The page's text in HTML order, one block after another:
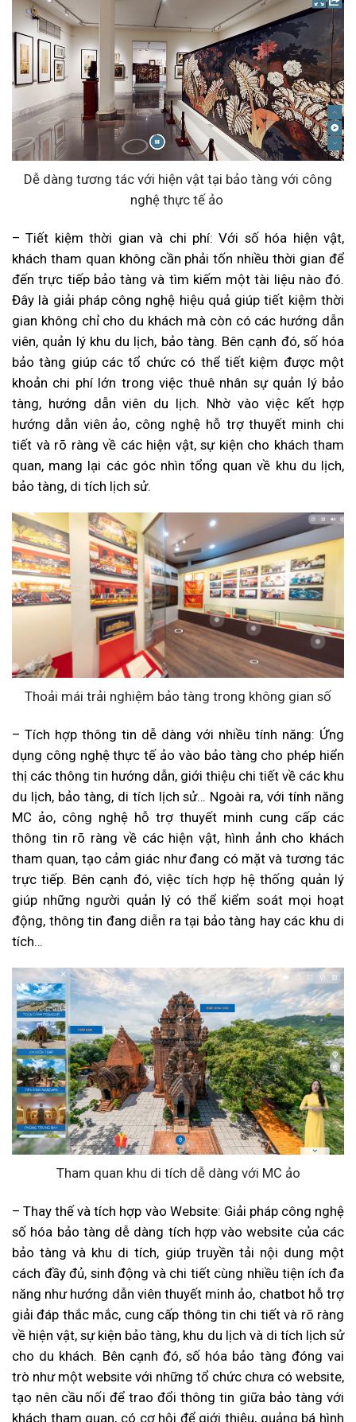
Dễ dàng tương tác với hiện vật tại bảo tàng với công
nghệ thực tế ảo
– Tiết kiệm thời gian và chi phí: Với số hóa hiện vật,
khách tham quan không cần phải tốn nhiều thời gian để
đến trực tiếp bảo tàng và tìm kiếm một tài liệu nào đó.
Đây là giải pháp công nghệ hiệu quả giúp tiết kiệm thời
gian không chỉ cho du khách mà còn có các hướng dẫn
viên, quản lý khu du lịch, bảo tàng. Bên cạnh đó, số hóa
bảo tàng giúp các tổ chức có thể tiết kiệm được một
khoản chi phí lớn trong việc thuê nhân sự quản lý bảo
tàng, hướng dẫn viên du lịch. Nhờ vào việc kết hợp
hướng dẫn viên ảo, công nghệ hỗ trợ thuyết minh chi
tiết và rõ ràng về các hiện vật, sự kiện cho khách tham
quan, mang lại các góc nhìn tổng quan về khu du lịch,
bảo tàng, di tích lịch sử.
Thoải mái trải nghiệm bảo tàng trong không gian số
– Tích hợp thông tin dễ dàng với nhiều tính năng: Ứng
dụng công nghệ thực tế ảo vào bảo tàng cho phép hiển
thị các thông tin hướng dẫn, giới thiệu chi tiết về các khu
du lịch, bảo tàng, di tích lịch sử… Ngoài ra, với tính năng
MC ảo, công nghệ hỗ trợ thuyết minh cung cấp các
thông tin rõ ràng về các hiện vật, hình ảnh cho khách
tham quan, tạo cảm giác như đang có mặt và tương tác
trực tiếp. Bên cạnh đó, việc tích hợp hệ thống quản lý
giúp những người quản lý có thể kiểm soát mọi hoạt
động, thông tin đang diễn ra tại bảo tàng hay các khu di
tích…
Tham quan khu di tích dễ dàng với MC ảo
– Thay thế và tích hợp vào Website: Giải pháp công nghệ
số hóa bảo tàng dễ dàng tích hợp vào website của các
bảo tàng và khu di tích, giúp truyền tải nội dung một
cách đầy đủ, sinh động và chi tiết cùng nhiều tiện ích đa
năng như hướng dẫn viên thuyết minh ảo, chatbot hỗ trợ
giải đáp thắc mắc, cung cấp thông tin chi tiết và rõ ràng
về hiện vật, sự kiện bảo tàng, khu du lịch và di tích lịch sử
cho du khách. Bên cạnh đó, số hóa bảo tàng đóng vai
trò như một website với những tổ chức chưa có website,
tạo nên cầu nối để trao đổi thông tin giữa bảo tàng với
khách tham quan, có cơ hội để giới thiệu, quảng bá hình